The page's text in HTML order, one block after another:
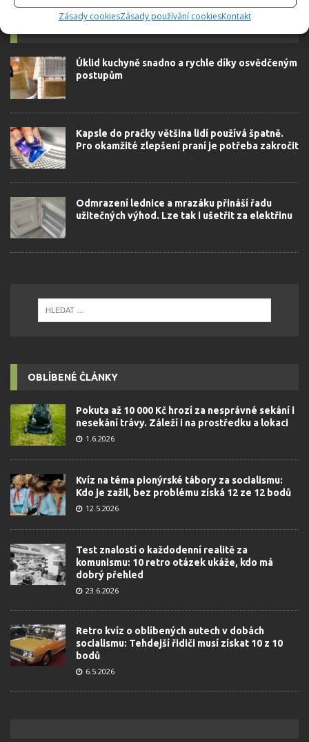
Zásady cookiesZásady používání cookiesKontakt
Úklid kuchyně snadno a rychle díky osvědčeným
postupům
Kapsle do pračky většina lidí používá špatně.
Pro okamžité zlepšení praní je potřeba zakročit
Odmrazení lednice a mrazáku přináší řadu
užitečných výhod. Lze tak i ušetřit za elektřinu
OBLÍBENÉ ČLÁNKY
Pokuta až 10 000 Kč hrozí za nesprávné sekání i
nesekání trávy. Záleží i na prostředku a lokaci
1.6.2026
Kvíz na téma pionýrské tábory za socialismu:
Kdo je zažil, bez problému získá 12 ze 12 bodů
12.5.2026
Test znalostí o každodenní realitě za
komunismu: 10 retro otázek ukáže, kdo má
dobrý přehled
23.6.2026
Retro kvíz o oblíbených autech v dobách
socialismu: Tehdejší řidiči musí získat 10 z 10
bodů
6.5.2026